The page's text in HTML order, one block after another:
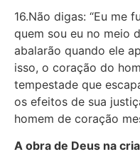
16.Não digas: “Eu me
quem sou eu no meio
abalarão quando ele
isso, o coração do
tempestade que
os efeitos de sua
homem de coração
A obra de Deus na